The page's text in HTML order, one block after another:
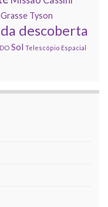
Tyson
descoberta
Sol Telescópio Espacial